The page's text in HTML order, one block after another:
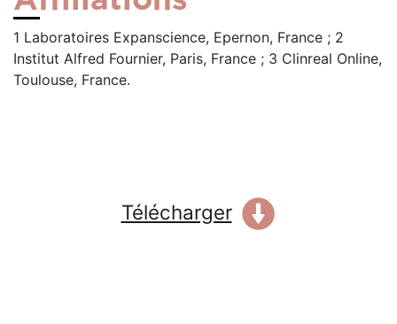
1 Laboratoires Expanscience, Epernon, France ; 2
Institut Alfred Fournier, Paris, France ; 3 Clinreal Online,
Toulouse, France.
Télécharger